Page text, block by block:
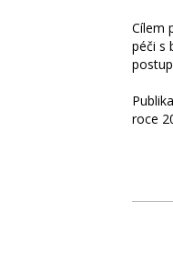
Cílem
péči s
roce